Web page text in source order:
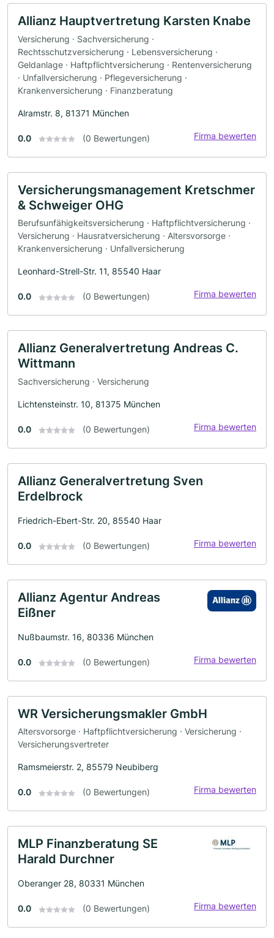
Allianz Hauptvertretung Karsten Knabe
Versicherung · Sachversicherung ·
Rechtsschutzversicherung · Lebensversicherung ·
Geldanlage · Haftpflichtversicherung · Rentenversicherung
· Unfallversicherung · Pflegeversicherung ·
Krankenversicherung · Finanzberatung
Alramstr. 8, 81371 München
0.0 (0 Bewertungen) Firma bewerten
Versicherungsmanagement Kretschmer
& Schweiger OHG
Berufsunfähigkeitsversicherung · Haftpflichtversicherung ·
Versicherung · Hausratversicherung · Altersvorsorge ·
Krankenversicherung · Unfallversicherung
Leonhard-Strell-Str. 11, 85540 Haar
0.0 (0 Bewertungen) Firma bewerten
Allianz Generalvertretung Andreas C.
Wittmann
Sachversicherung · Versicherung
Lichtensteinstr. 10, 81375 München
0.0 (0 Bewertungen) Firma bewerten
Allianz Generalvertretung Sven
Erdelbrock
Friedrich-Ebert-Str. 20, 85540 Haar
0.0 (0 Bewertungen) Firma bewerten
Allianz Agentur Andreas
Eißner
Nußbaumstr. 16, 80336 München
0.0 (0 Bewertungen) Firma bewerten
WR Versicherungsmakler GmbH
Altersvorsorge · Haftpflichtversicherung · Versicherung ·
Versicherungsvertreter
Ramsmeierstr. 2, 85579 Neubiberg
0.0 (0 Bewertungen) Firma bewerten
MLP Finanzberatung SE
Harald Durchner
Oberanger 28, 80331 München
0.0 (0 Bewertungen) Firma bewerten